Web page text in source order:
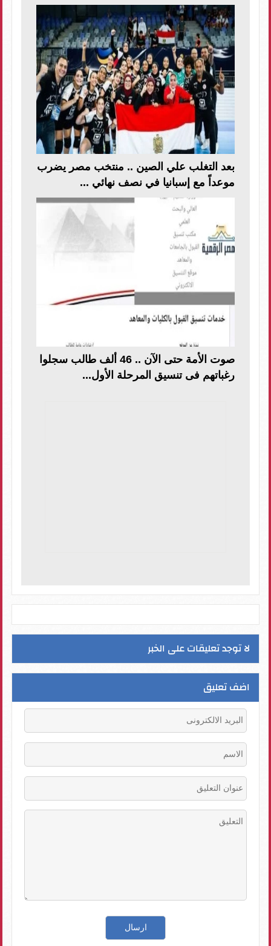
بعد التغلب علي الصين .. منتخب مصر يضرب
موعداً مع إسبانيا في نصف نهائي ...
صوت الأمة حتى الآن .. 46 ألف طالب سجلوا
رغباتهم فى تنسيق المرحلة الأول...
لا توجد تعليقات على الخبر
اضف تعليق